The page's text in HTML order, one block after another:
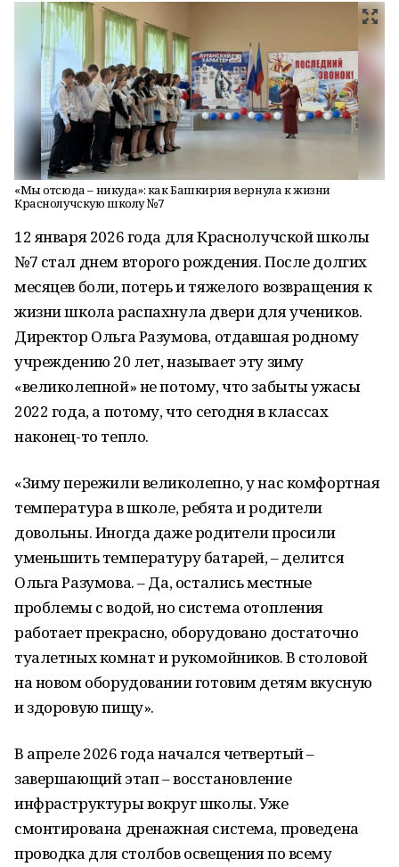
«Мы отсюда – никуда»: как Башкирия вернула к жизни
Краснолучскую школу №7
12 января 2026 года для Краснолучской школы
№7 стал днем второго рождения. После долгих
месяцев боли, потерь и тяжелого возвращения к
жизни школа распахнула двери для учеников.
Директор Ольга Разумова, отдавшая родному
учреждению 20 лет, называет эту зиму
«великолепной» не потому, что забыты ужасы
2022 года, а потому, что сегодня в классах
наконец-то тепло.
«Зиму пережили великолепно, у нас комфортная
температура в школе, ребята и родители
довольны. Иногда даже родители просили
уменьшить температуру батарей, – делится
Ольга Разумова. – Да, остались местные
проблемы с водой, но система отопления
работает прекрасно, оборудовано достаточно
туалетных комнат и рукомойников. В столовой
на новом оборудовании готовим детям вкусную
и здоровую пищу».
В апреле 2026 года начался четвертый –
завершающий этап – восстановление
инфраструктуры вокруг школы. Уже
смонтирована дренажная система, проведена
проводка для столбов освещения по всему